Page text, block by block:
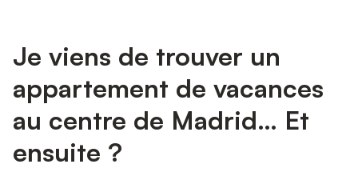
Je viens de trouver un
appartement de vacances
au centre de Madrid… Et
ensuite ?